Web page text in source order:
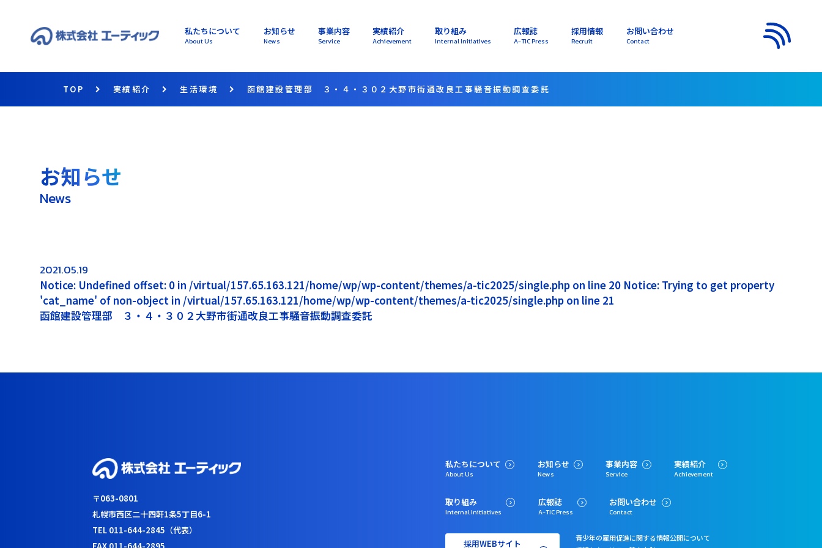
私たちについて
About Us
お知らせ
News
事業内容
Service
実績紹介
Achievement
取り組み
Internal Initiatives
広報誌
A-TIC Press
採用情報
Recruit
お問い合わせ
Contact
TOP 実績紹介 生活環境 函館建設管理部 ３・４・３０２大野市街通改良工事騒音振動調査委託
お知らせ
News
2021.05.19
Notice: Undefined offset: 0 in /virtual/157.65.163.121/home/wp/wp-content/themes/a-tic2025/single.php on line 20 Notice: Trying to get property
'cat_name' of non-object in /virtual/157.65.163.121/home/wp/wp-content/themes/a-tic2025/single.php on line 21
函館建設管理部 ３・４・３０２大野市街通改良工事騒音振動調査委託
私たちについて
About Us
お知らせ
News
事業内容
Service
実績紹介
Achievement
取り組み
Internal Initiatives
広報誌
A-TIC Press
お問い合わせ
Contact
採用WEBサイト
青少年の雇用促進に関する情報公開について
〒063-0801
札幌市西区二十四軒1条5丁目6-1
TEL 011-644-2845（代表）